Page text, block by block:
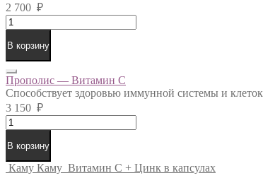
2 700 ₽
Sanct
Bernhard
-
Колострум
quantity
В корзину
Прополис — Витамин С
Способствует здоровью иммунной системы и клеток
3 150 ₽
Прополис
-
Витамин
С
quantity
В корзину
Каму Каму Витамин С + Цинк в капсулах